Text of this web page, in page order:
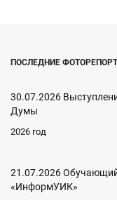
ПОСЛЕДНИЕ
30.07.2026
Думы
2026 год
21.07.2026
«ИнформУИК»